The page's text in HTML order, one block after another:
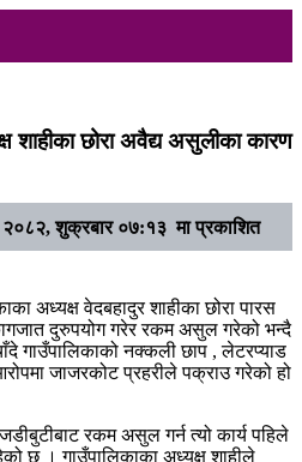
शाहीका छोरा अवैद्य असुलीका कारण
शुक्रबार ०७:१३ मा प्रकाशित
अध्यक्ष वेदबहादुर शाहीका छोरा पारस
दुरुपयोग गरेर रकम असुल गरेको भन्दै
गाउँपालिकाको नक्कली छाप , लेटरप्याड
जाजरकोट प्रहरीले पक्राउ गरेको हो
रकम असुल गर्न त्यो कार्य पहिले
छ । गाउँपालिकाका अध्यक्ष शाहीले